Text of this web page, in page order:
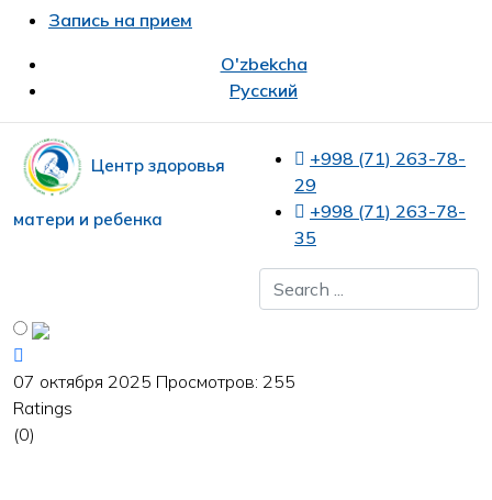
Запись на прием
O'zbekcha
Русский
Центр здоровья
матери и ребенка
+998 (71) 263-78-
29
+998 (71) 263-78-
35
07 октября 2025 Просмотров: 255
Ratings
(0)